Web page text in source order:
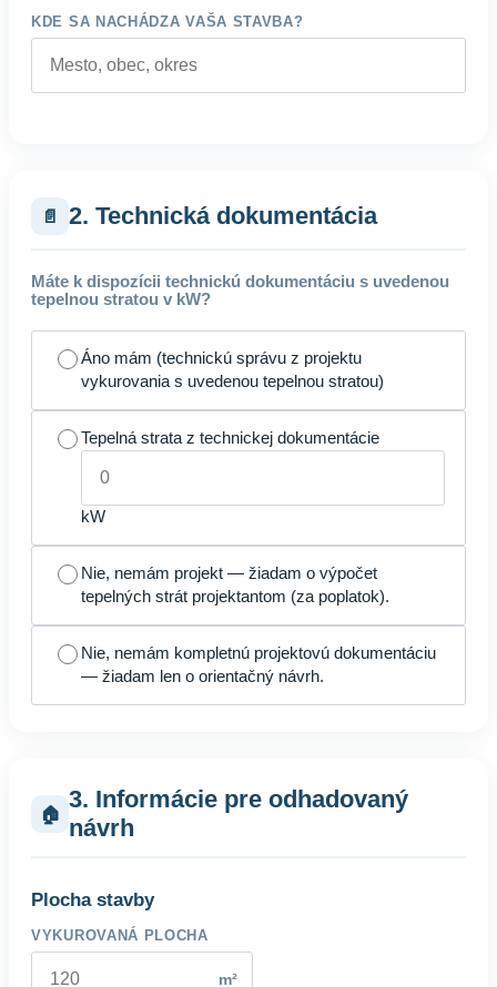
KDE SA NACHÁDZA VAŠA STAVBA?
📄 2. Technická dokumentácia
Máte k dispozícii technickú dokumentáciu s uvedenou
tepelnou stratou v kW?
Áno mám (technickú správu z projektu
vykurovania s uvedenou tepelnou stratou)
Tepelná strata z technickej dokumentácie
kW
Nie, nemám projekt — žiadam o výpočet
tepelných strát projektantom (za poplatok).
Nie, nemám kompletnú projektovú dokumentáciu
— žiadam len o orientačný návrh.
🏠
3. Informácie pre odhadovaný
návrh
Plocha stavby
VYKUROVANÁ PLOCHA
m²